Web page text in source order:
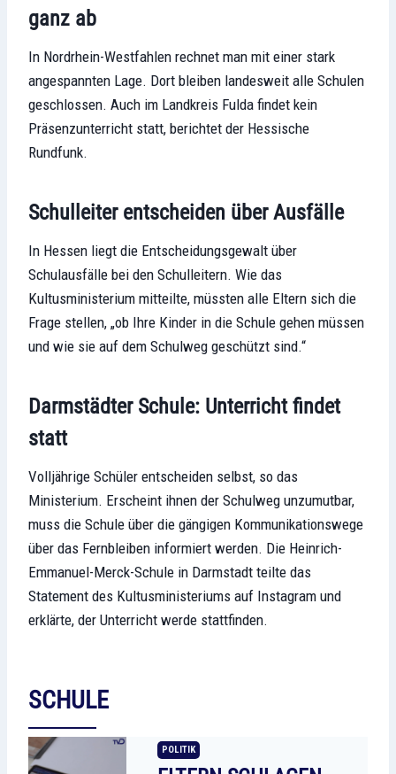
ganz ab
In Nordrhein-Westfahlen rechnet man mit einer stark
angespannten Lage. Dort bleiben landesweit alle Schulen
geschlossen. Auch im Landkreis Fulda findet kein
Präsenzunterricht statt, berichtet der Hessische
Rundfunk.
Schulleiter entscheiden über Ausfälle
In Hessen liegt die Entscheidungsgewalt über
Schulausfälle bei den Schulleitern. Wie das
Kultusministerium mitteilte, müssten alle Eltern sich die
Frage stellen, „ob Ihre Kinder in die Schule gehen müssen
und wie sie auf dem Schulweg geschützt sind.“
Darmstädter Schule: Unterricht findet
statt
Volljährige Schüler entscheiden selbst, so das
Ministerium. Erscheint ihnen der Schulweg unzumutbar,
muss die Schule über die gängigen Kommunikationswege
über das Fernbleiben informiert werden. Die Heinrich-
Emmanuel-Merck-Schule in Darmstadt teilte das
Statement des Kultusministeriums auf Instagram und
erklärte, der Unterricht werde stattfinden.
SCHULE
POLITIK